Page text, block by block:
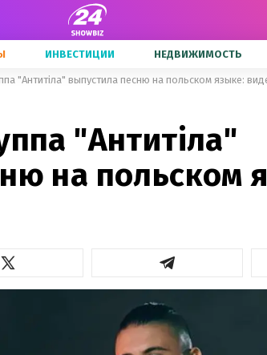
ИНВЕСТИЦИИ НЕДВИЖИМОСТЬ
"Антитіла" выпустила песню на польском языке:
"Антитіла"
на польском